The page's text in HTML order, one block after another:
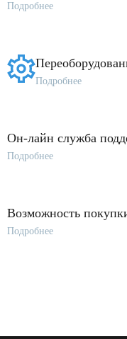
Подробнее
Подробнее
Он-лайн служба
Подробнее
Возможность
Подробнее